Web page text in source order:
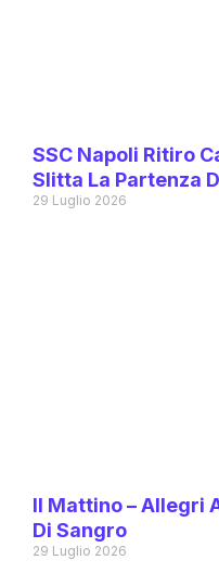
SSC Napoli Ritiro
Slitta La Partenza
29 Luglio 2026
Il Mattino – Allegri
Di Sangro
29 Luglio 2026